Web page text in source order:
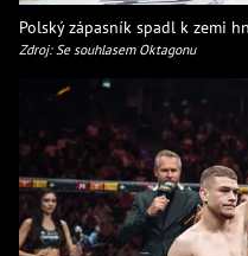
Polský zápasník spadl k zemi
Zdroj: Se souhlasem Oktagonu